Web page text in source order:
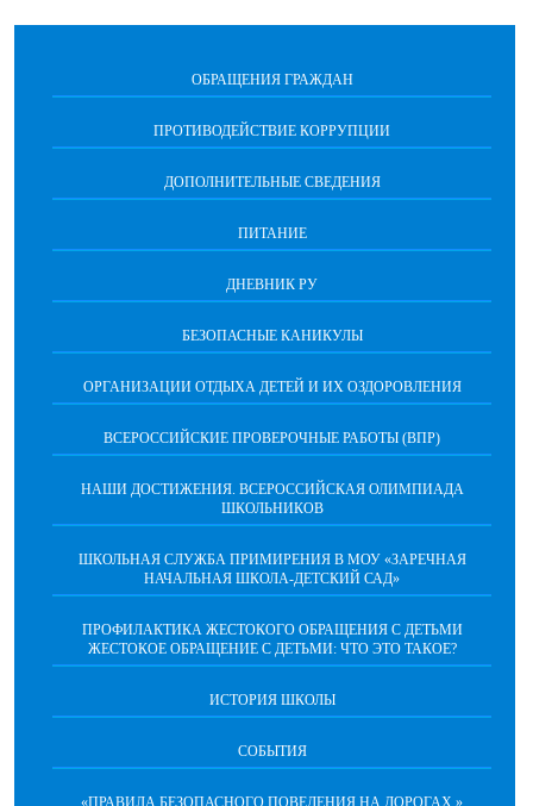
ОБРАЩЕНИЯ ГРАЖДАН
ПРОТИВОДЕЙСТВИЕ КОРРУПЦИИ
ДОПОЛНИТЕЛЬНЫЕ СВЕДЕНИЯ
ПИТАНИЕ
ДНЕВНИК РУ
БЕЗОПАСНЫЕ КАНИКУЛЫ
ОРГАНИЗАЦИИ ОТДЫХА ДЕТЕЙ И ИХ ОЗДОРОВЛЕНИЯ
ВСЕРОССИЙСКИЕ ПРОВЕРОЧНЫЕ РАБОТЫ (ВПР)
НАШИ ДОСТИЖЕНИЯ. ВСЕРОССИЙСКАЯ ОЛИМПИАДА
ШКОЛЬНИКОВ
ШКОЛЬНАЯ СЛУЖБА ПРИМИРЕНИЯ В МОУ «ЗАРЕЧНАЯ
НАЧАЛЬНАЯ ШКОЛА-ДЕТСКИЙ САД»
ПРОФИЛАКТИКА ЖЕСТОКОГО ОБРАЩЕНИЯ С ДЕТЬМИ
ЖЕСТОКОЕ ОБРАЩЕНИЕ С ДЕТЬМИ: ЧТО ЭТО ТАКОЕ?
ИСТОРИЯ ШКОЛЫ
СОБЫТИЯ
«ПРАВИЛА БЕЗОПАСНОГО ПОВЕДЕНИЯ НА ДОРОГАХ »